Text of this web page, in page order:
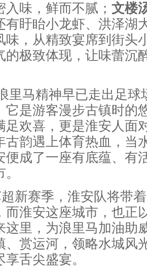
入味，鲜而不腻； 文楼
有盱眙小龙虾、洪泽湖
味，从精致宴席到街头
的极致体现，让味蕾沉
里马精神早已走出足球
它是游客漫步古镇时的
足欢喜，更是淮安人面
古韵遇上体育热血，当
便成了一座有底蕴、有
新赛季，淮安队将带
而淮安这座城市，也正
这里，为浪里马加油助
、赏运河，领略水城风
舌尖盛宴。